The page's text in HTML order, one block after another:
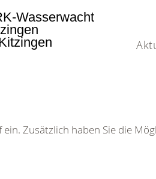
Wasserwacht
Zusätzlich haben Sie die